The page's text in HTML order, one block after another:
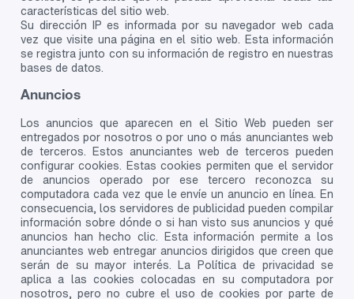
características del sitio web.
Su dirección IP es informada por su navegador web cada
vez que visite una página en el sitio web. Esta información
se registra junto con su información de registro en nuestras
bases de datos.
Anuncios
Los anuncios que aparecen en el Sitio Web pueden ser
entregados por nosotros o por uno o más anunciantes web
de terceros. Estos anunciantes web de terceros pueden
configurar cookies. Estas cookies permiten que el servidor
de anuncios operado por ese tercero reconozca su
computadora cada vez que le envíe un anuncio en línea. En
consecuencia, los servidores de publicidad pueden compilar
información sobre dónde o si han visto sus anuncios y qué
anuncios han hecho clic. Esta información permite a los
anunciantes web entregar anuncios dirigidos que creen que
serán de su mayor interés. La Política de privacidad se
aplica a las cookies colocadas en su computadora por
nosotros, pero no cubre el uso de cookies por parte de